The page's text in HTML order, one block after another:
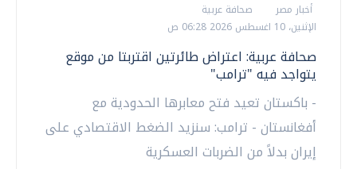
أخبار مصر
صحافة عربية
الإثنين، 10 اغسطس 2026 06:28 ص
صحافة عربية: اعتراض طائرتين اقتربتا من موقع
يتواجد فيه "ترامب"
- باكستان تعيد فتح معابرها الحدودية مع
أفغانستان - ترامب: سنزيد الضغط الاقتصادي على
إيران بدلاً من الضربات العسكرية